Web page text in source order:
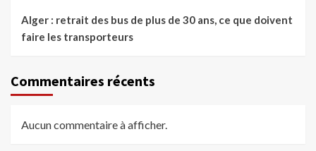
Alger : retrait des bus de plus de 30 ans, ce que doivent
faire les transporteurs
Commentaires récents
Aucun commentaire à afficher.